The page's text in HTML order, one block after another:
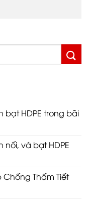
bạt HDPE trong bãi
nối, vá bạt HDPE
Chống Thấm Tiết